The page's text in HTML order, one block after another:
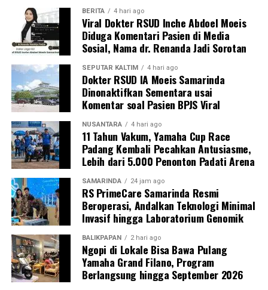
BERITA 4 hari ago
Viral Dokter RSUD Inche Abdoel Moeis
Diduga Komentari Pasien di Media
Sosial, Nama dr. Renanda Jadi Sorotan
SEPUTAR KALTIM 4 hari ago
Dokter RSUD IA Moeis Samarinda
Dinonaktifkan Sementara usai
Komentar soal Pasien BPJS Viral
NUSANTARA 4 hari ago
11 Tahun Vakum, Yamaha Cup Race
Padang Kembali Pecahkan Antusiasme,
Lebih dari 5.000 Penonton Padati Arena
SAMARINDA 24 jam ago
RS PrimeCare Samarinda Resmi
Beroperasi, Andalkan Teknologi Minimal
Invasif hingga Laboratorium Genomik
BALIKPAPAN 2 hari ago
Ngopi di Lokale Bisa Bawa Pulang
Yamaha Grand Filano, Program
Berlangsung hingga September 2026